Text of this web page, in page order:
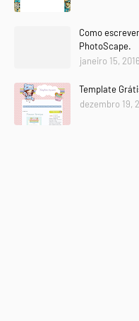
Como
PhotoScape.
janeiro 15, 2016
Template
dezembro 19,